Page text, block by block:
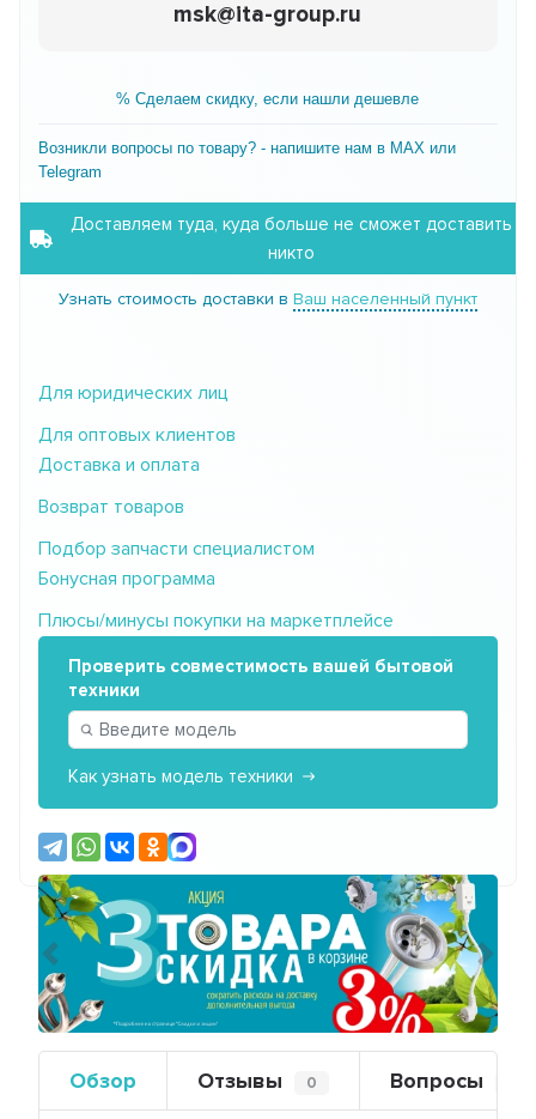
msk@ita-group.ru
% Сделаем скидку, если нашли дешевле
Возникли вопросы по товару? - напишите нам в MAX или
Telegram
Доставляем туда, куда больше не сможет доставить
никто
Узнать стоимость доставки в Ваш населенный пункт
Для юридических лиц
Для оптовых клиентов
Доставка и оплата
Возврат товаров
Подбор запчасти специалистом
Бонусная программа
Плюсы/минусы покупки на маркетплейсе
Проверить совместимость вашей бытовой
техники
Как узнать модель техники
Предыдущий
Обзор Отзывы 0 Вопросы